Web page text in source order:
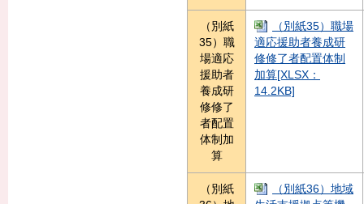
（別紙
35）職
場適応
援助者
養成研
修修了
者配置
体制加
算
（別紙35）職場
適応援助者養成研
修修了者配置体制
加算[XLSX：
14.2KB]
（別紙
（別紙36）地域